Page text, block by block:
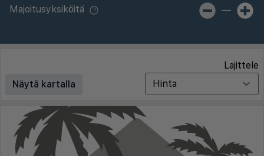
Majoitusyksiköitä —
Näytä kartalla
Lajittele